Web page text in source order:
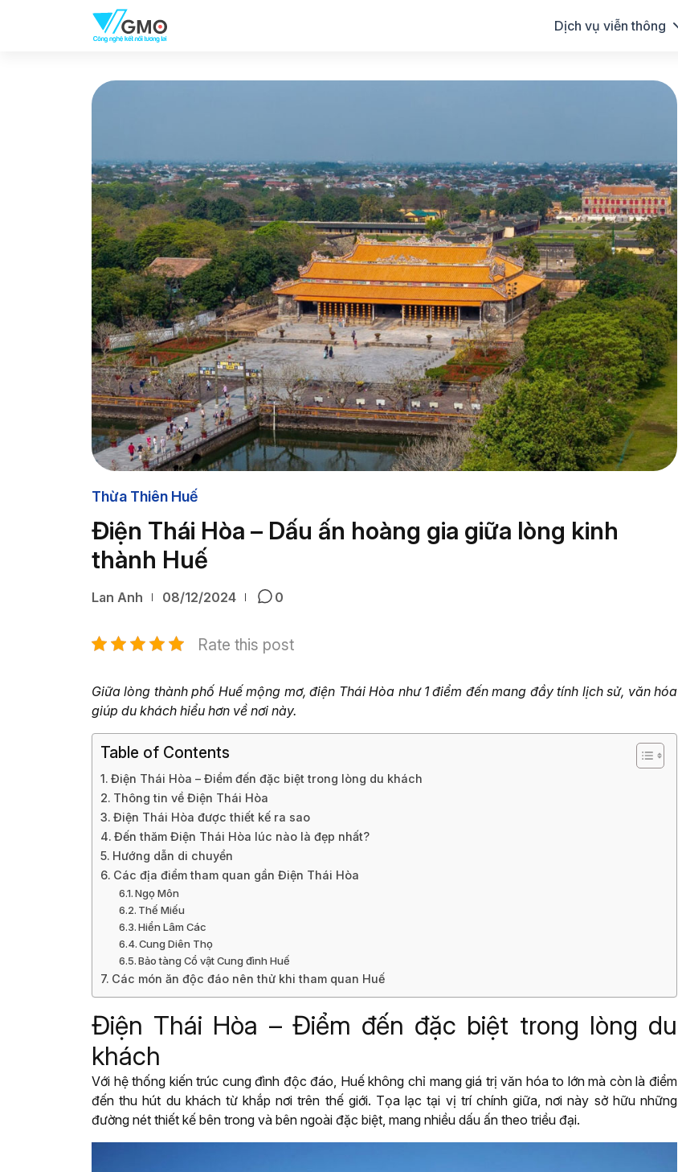
Dịch vụ viễn thông
Thừa Thiên Huế
Điện Thái Hòa – Dấu ấn hoàng gia giữa lòng kinh
thành Huế
Lan Anh 08/12/2024 0
Rate this post
Giữa lòng thành phố Huế mộng mơ, điện Thái Hòa như 1 điểm đến mang đầy tính lịch sử, văn hóa
giúp du khách hiểu hơn về nơi này.
Table of Contents
Điện Thái Hòa – Điểm đến đặc biệt trong lòng du khách
Thông tin về Điện Thái Hòa
Điện Thái Hòa được thiết kế ra sao
Đến thăm Điện Thái Hòa lúc nào là đẹp nhất?
Hướng dẫn di chuyển
Các địa điểm tham quan gần Điện Thái Hòa
Ngọ Môn
Thế Miếu
Hiển Lâm Các
Cung Diên Thọ
Bảo tàng Cổ vật Cung đình Huế
Các món ăn độc đáo nên thử khi tham quan Huế
Điện Thái Hòa – Điểm đến đặc biệt trong lòng du
khách
Với hệ thống kiến trúc cung đình độc đáo, Huế không chỉ mang giá trị văn hóa to lớn mà còn là điểm
đến thu hút du khách từ khắp nơi trên thế giới. Tọa lạc tại vị trí chính giữa, nơi này sở hữu những
đường nét thiết kế bên trong và bên ngoài đặc biệt, mang nhiều dấu ấn theo triều đại.